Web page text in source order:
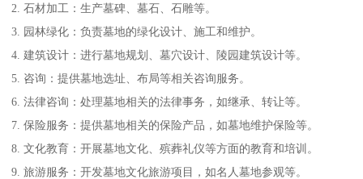
2. 石材加工：生产墓碑、墓石、石雕等。
3. 园林绿化：负责墓地的绿化设计、施工和维护。
4. 建筑设计：进行墓地规划、墓穴设计、陵园建筑设计等。
5. 咨询：提供墓地选址、布局等相关咨询服务。
6. 法律咨询：处理墓地相关的法律事务，如继承、转让等。
7. 保险服务：提供墓地相关的保险产品，如墓地维护保险等。
8. 文化教育：开展墓地文化、殡葬礼仪等方面的教育和培训。
9. 旅游服务：开发墓地文化旅游项目，如名人墓地参观等。